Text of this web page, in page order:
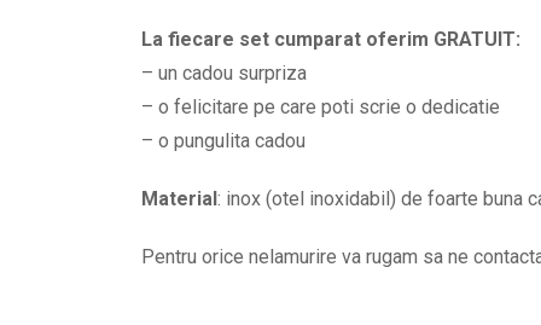
La fiecare set cumparat oferim GRATUIT:
– un cadou surpriza
– o felicitare pe care poti scrie o dedicatie
– o pungulita cadou
Material : inox (otel inoxidabil) de foarte buna
Pentru orice nelamurire va rugam sa ne